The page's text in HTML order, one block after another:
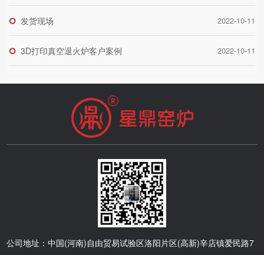
发货现场 2022-10-11
3D打印真空退火炉客户案例 2022-10-11
公司地址：中国(河南)自由贸易试验区洛阳片区(高新)辛店镇爱民路7